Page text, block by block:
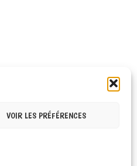
VOIR LES PRÉFÉRENCES